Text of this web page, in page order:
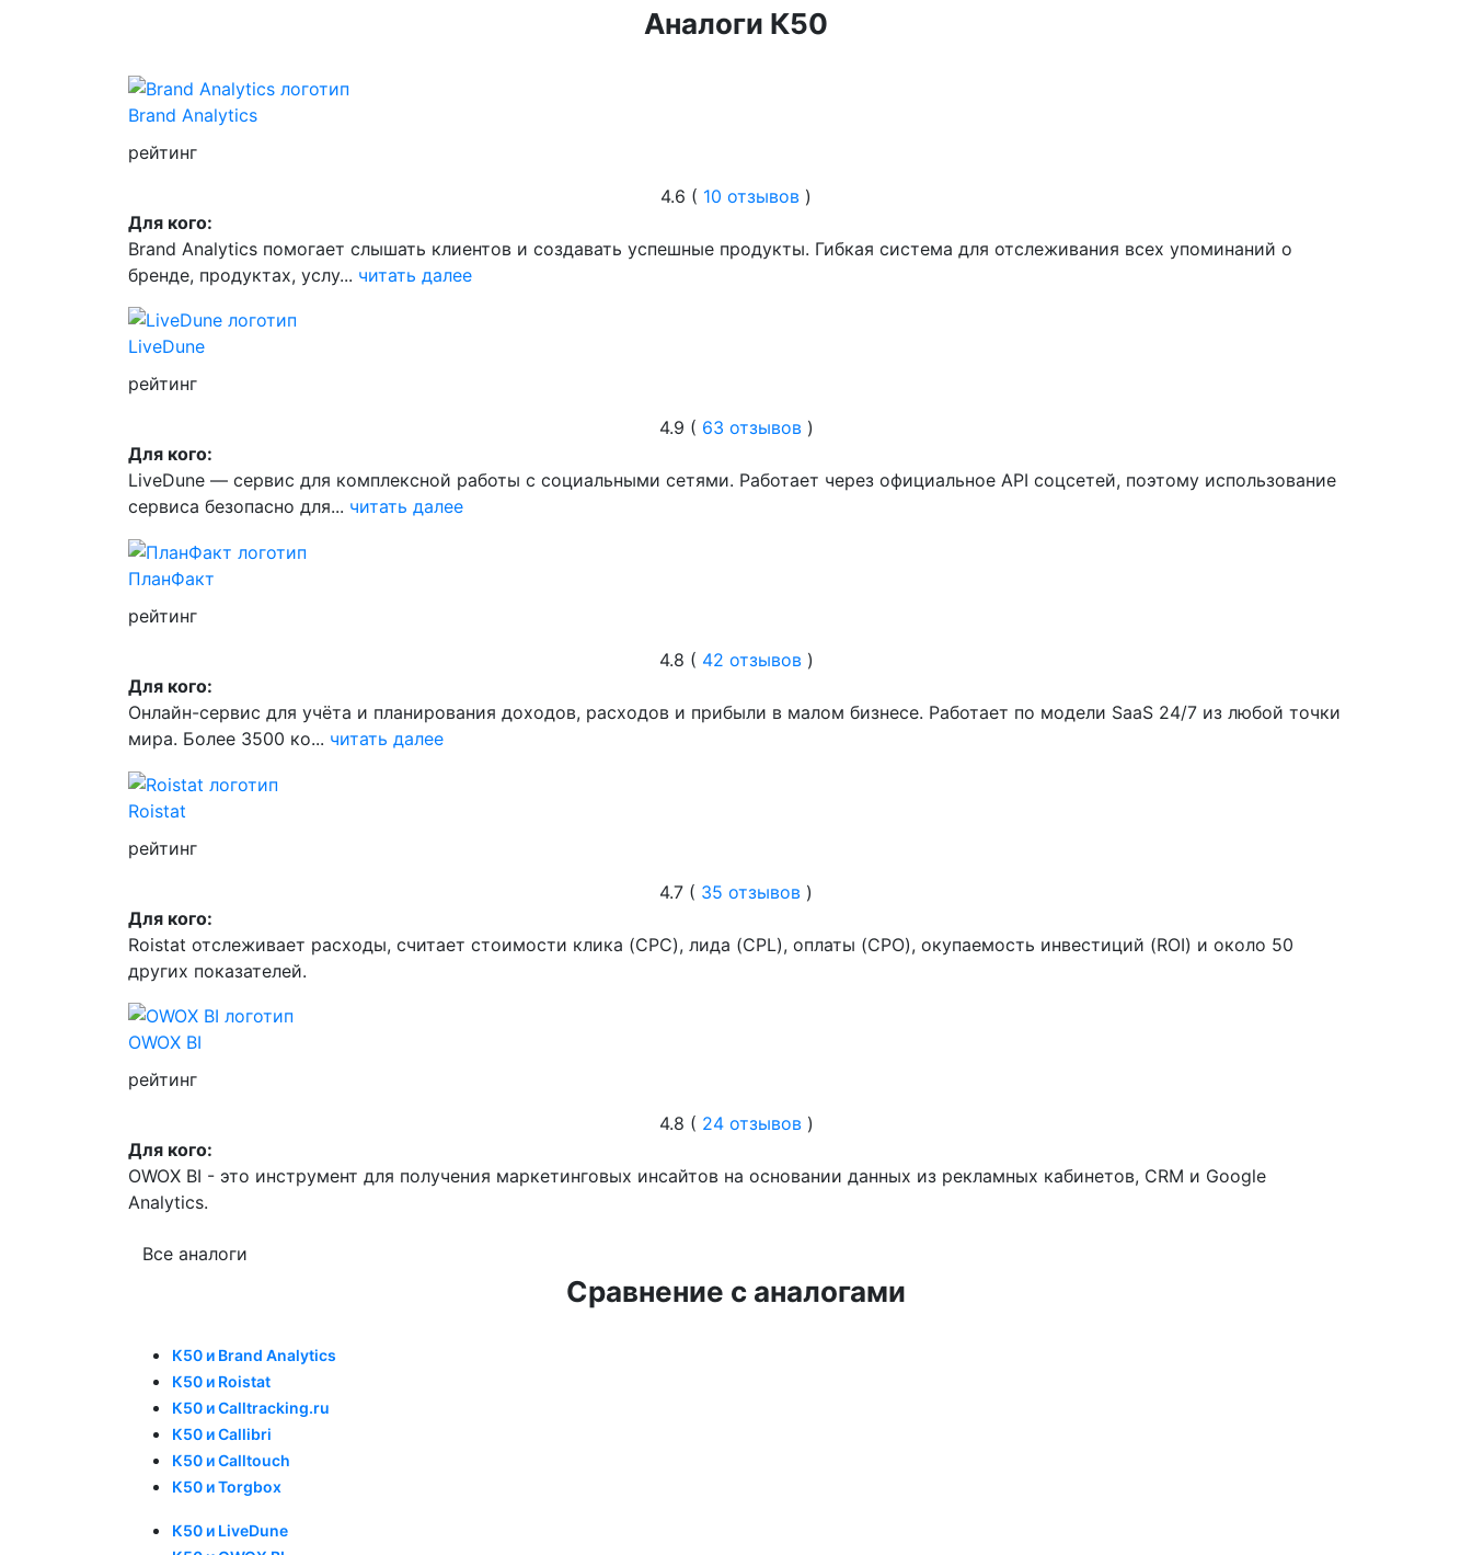
Аналоги К50
Brand Analytics
рейтинг
4.6 ( 10 отзывов )
Для кого:
Brand Analytics помогает слышать клиентов и создавать успешные продукты. Гибкая система для отслеживания всех упоминаний о
бренде, продуктах, услу... читать далее
LiveDune
рейтинг
4.9 ( 63 отзывов)
Для кого:
LiveDune — сервис для комплексной работы с социальными сетями. Работает через официальное API соцсетей, поэтому использование
сервиса безопасно для... читать далее
ПланФакт
рейтинг
4.8 ( 42 отзывов)
Для кого:
Онлайн-сервис для учёта и планирования доходов, расходов и прибыли в малом бизнесе. Работает по модели SaaS 24/7 из любой точки
мира. Более 3500 ко... читать далее
Roistat
рейтинг
4.7 ( 35 отзывов )
Для кого:
Roistat отслеживает расходы, считает стоимости клика (CPC), лида (CPL), оплаты (CPO), окупаемость инвестиций (ROI) и около 50
других показателей.
OWOX BI
рейтинг
4.8 ( 24 отзывов)
Для кого:
OWOX BI - это инструмент для получения маркетинговых инсайтов на основании данных из рекламных кабинетов, CRM и Google
Analytics.
Все аналоги
Сравнение с аналогами
К50 и Brand Analytics
К50 и Roistat
К50 и Calltracking.ru
К50 и Callibri
К50 и Calltouch
К50 и Torgbox
К50 и LiveDune